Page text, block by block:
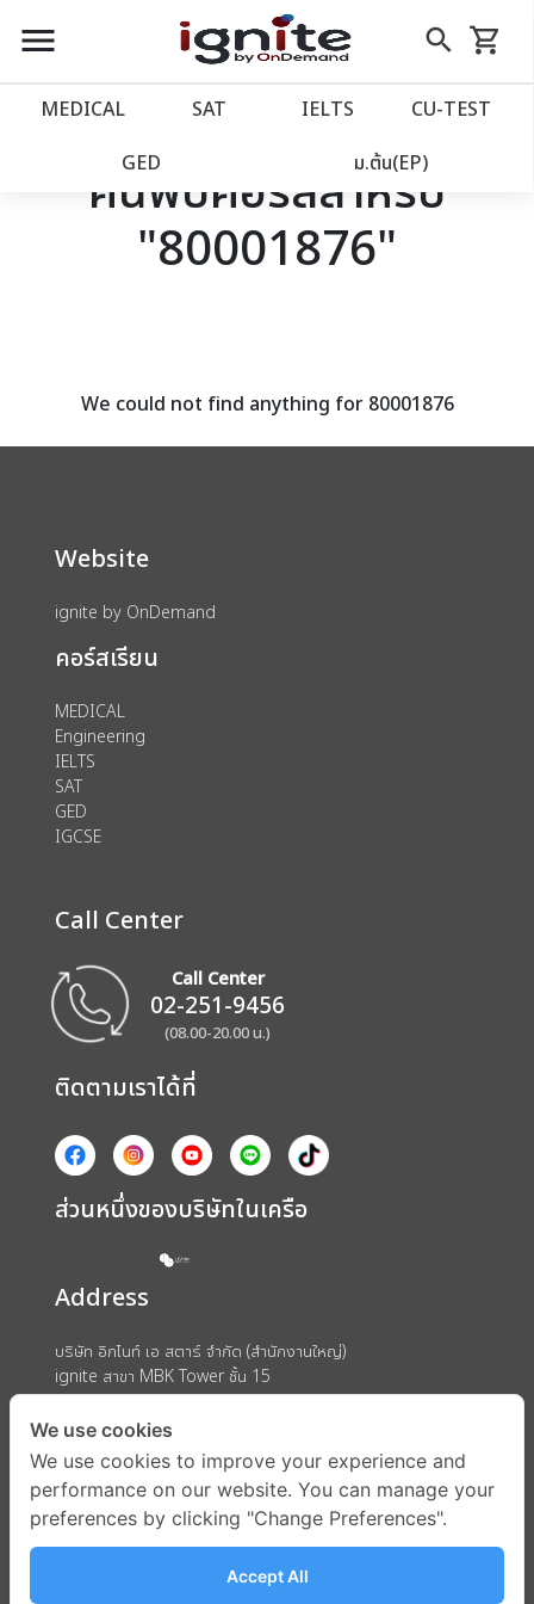
close
account_balance หน้าแรก
เว็บไซต์อิกไนท์
โปรโมชั่น
assignment ลงทะเบียน
menu search
Skip
to
shopping_cart
รถเข็น
MEDICAL SAT IELTS CU‑TEST
GED ม.ต้น(EP)
ค้นพบคอร์สสำหรับ
"80001876"
We could not find anything for 80001876
Website
ignite by OnDemand
คอร์สเรียน
MEDICAL
Engineering
IELTS
SAT
GED
IGCSE
Call Center
Call Center
02-251-9456
(08.00-20.00 น.)
ติดตามเราได้ที่
ส่วนหนึ่งของบริษัทในเครือ
Address
บริษัท อิกไนท์ เอ สตาร์ จำกัด (สำนักงานใหญ่)
ignite สาขา MBK Tower ชั้น 15
ถนนพญาไท แขวงวังใหม่ เขตปทุมวัน กรุงเทพมหานคร 10330
We use cookies
We use cookies to improve your experience and
performance on our website. You can manage your
preferences by clicking "Change Preferences".
Accept All